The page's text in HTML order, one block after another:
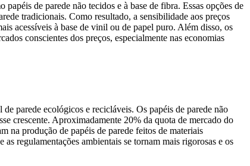
de parede não tecidos e à base de fibra. Essas opções de
tradicionais. Como resultado, a sensibilidade aos preços
acessíveis à base de vinil ou de papel puro. Além disso, os
conscientes dos preços, especialmente nas economias
parede ecológicos e recicláveis. Os papéis de parede não
crescente. Aproximadamente 20% da quota de mercado do
na produção de papéis de parede feitos de materiais
regulamentações ambientais se tornam mais rigorosas e os